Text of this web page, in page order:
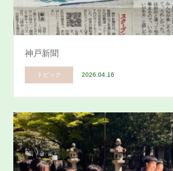
神戸新聞
トピック 2026.04.16